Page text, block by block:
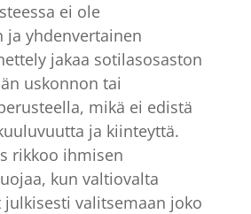
ei ole
ja yhdenvertainen
jakaa sotilasosaston
uskonnon tai
mikä ei edistä
ja kiinteyttä.
rikkoo ihmisen
kun valtiovalta
julkisesti valitsemaan joko